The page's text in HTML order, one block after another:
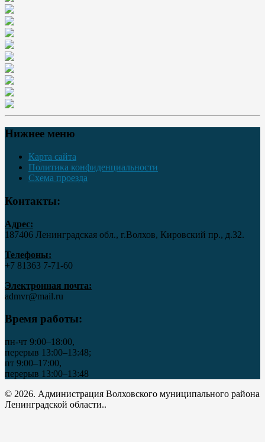
Нижнее меню
Карта сайта
Политика конфиденциальности
Схема проезда
Контакты:
Адрес:
187406 Ленинградская обл., г.Волхов, Кировский пр., д.32.
Телефоны:
+7 81363 7‑71-60
Электронная почта:
admvr@mail.ru
Время работы:
пн-чт 9:00–18:00,
перерыв 13:00–13:48;
пт 9:00–17:00,
перерыв 13:00–13:48
© 2026. Администрация Волховского муниципального района
Ленинградской области..